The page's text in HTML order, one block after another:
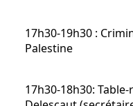
17h30-19h30 :
Palestine
17h30-18h30: